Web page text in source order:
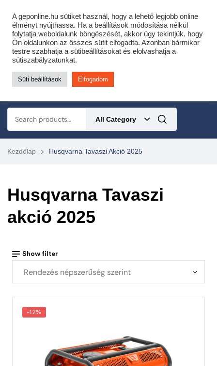
Cofidis expressz online áruhitel 0 % THM-el 10 hónapra!
Most minden akciós HQ láncfűrészhez ajándékba adunk egy fűrészláncot!
Részletek ide kattintva!
KERTÉSZETI – ERDÉSZETI – ÉPÍTŐIPARI GÉP WEBSHOP
All Category
Kezdőlap Husqvarna Tavaszi Akció 2025
Husqvarna Tavaszi
akció 2025
Show filter
-12%
A geponline.hu sütiket használ, hogy a lehető legjobb online
élményt nyújthassa. Ha a beállítások módosítása nélkül
folytatja weboldalunk böngészését, akkor úgy tekintjük, hogy
Ön oldalunkon az összes sütit elfogadta. Azonban bármikor
testre szabhatja a sütibeállításokat és elolvashatja a
sütiszabályzatunkat.
Süti beállítások Elfogadom